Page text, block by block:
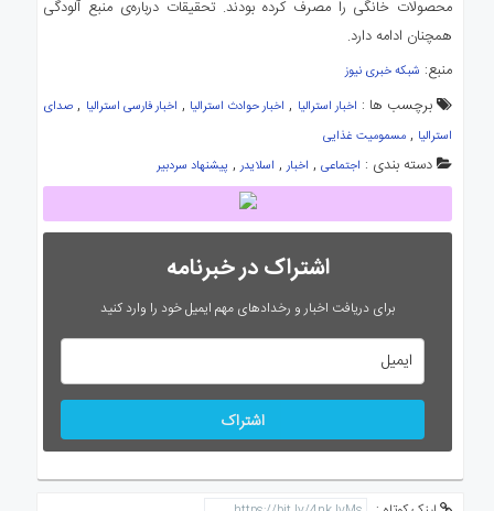
محصولات خانگی را مصرف کرده بودند. تحقیقات درباره‌ی منبع آلودگی
همچنان ادامه دارد.
منبع: شبکه خبری نیوز
برچسب ها : اخبار استرالیا , اخبار حوادث استرالیا , اخبار فارسی استرالیا , صدای
استرالیا , مسمومیت غذایی
دسته بندی : اجتماعی, اخبار, اسلایدر, پیشنهاد سردبیر
اشتراک در خبرنامه
برای دریافت اخبار و رخدادهای مهم ایمیل خود را وارد کنید
اشتراک